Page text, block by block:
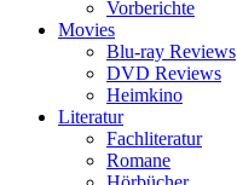
Vorberichte
Movies
Blu-ray Reviews
DVD Reviews
Heimkino
Literatur
Fachliteratur
Romane